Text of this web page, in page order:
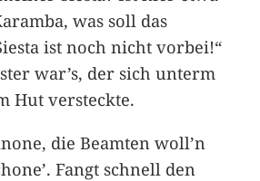
was soll das
ist noch nicht vorbei!“
war’s, der sich unterm
Hut versteckte.
die Beamten woll’n
Fangt schnell den